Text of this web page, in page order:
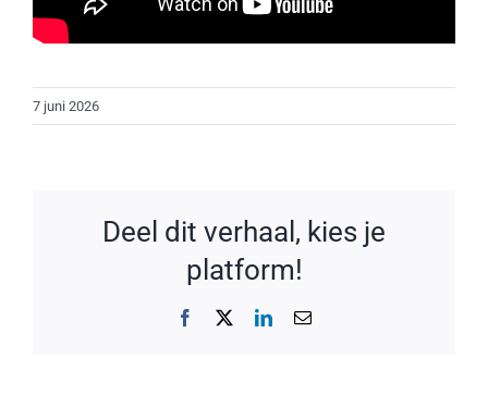
7 juni 2026
Deel dit verhaal, kies je
platform!
Facebook LinkedIn
E-